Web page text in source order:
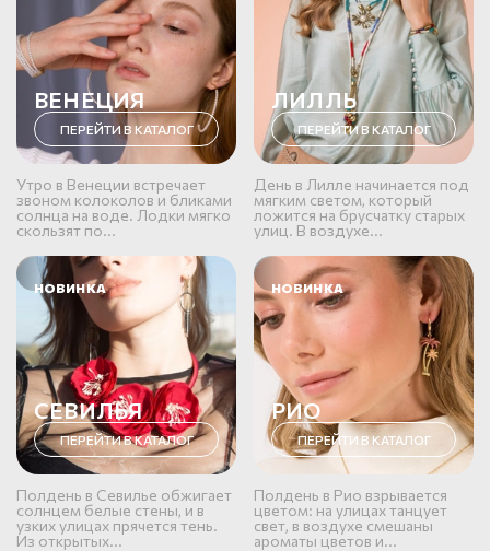
ВЕНЕЦИЯ
ПЕРЕЙТИ В КАТАЛОГ
Утро в Венеции встречает
звоном колоколов и бликами
солнца на воде. Лодки мягко
скользят по...
ЛИЛЛЬ
ПЕРЕЙТИ В КАТАЛОГ
День в Лилле начинается под
мягким светом, который
ложится на брусчатку старых
улиц. В воздухе...
НОВИНКА
СЕВИЛЬЯ
ПЕРЕЙТИ В КАТАЛОГ
Полдень в Севилье обжигает
солнцем белые стены, и в
узких улицах прячется тень.
Из открытых...
НОВИНКА
РИО
ПЕРЕЙТИ В КАТАЛОГ
Полдень в Рио взрывается
цветом: на улицах танцует
свет, в воздухе смешаны
ароматы цветов и...